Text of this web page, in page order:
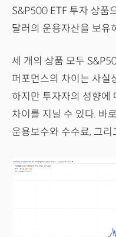
S&P500 ETF 투자 상품
달러의 운용자산을 보유
세 개의 상품 모두
퍼포먼스의 차이는 사실
하지만 투자자의 성향에
차이를 지닐 수 있다. 바
운용보수와 수수료, 그